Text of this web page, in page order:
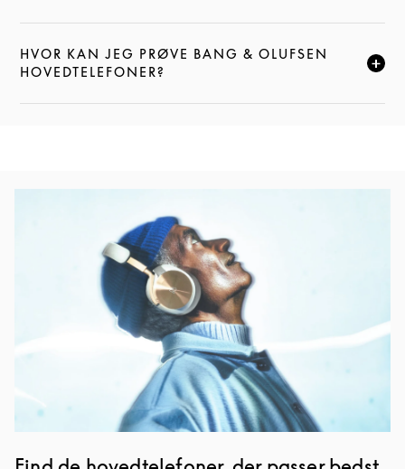
HVOR KAN JEG PRØVE BANG & OLUFSEN
HOVEDTELEFONER?
KLIK FOR AT UDVIDE DENNE BESKRIVELSE, OG